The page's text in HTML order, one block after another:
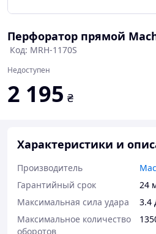
Перфоратор прямой
Код: MRH-1170S
Недоступен
2 195 ₴
Характеристики и
Производитель
Гарантийный срок
24
Максимальная сила удара
3.4
Максимальное количество
оборотов